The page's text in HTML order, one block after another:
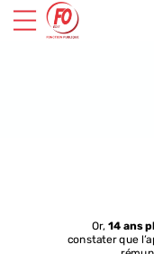
Or, 14 ans
constater que